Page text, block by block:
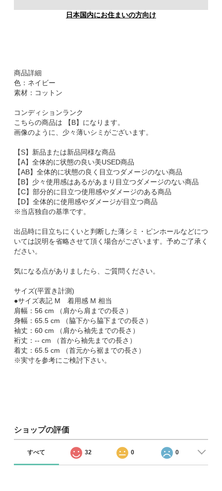
日本国内にお住まいの方向け
商品詳細
色：ネイビー
素材：コットン
コンディションランク
こちらの商品は 【B】になります。
画像のように、少々薄いシミがございます。
【S】新品または新品同様な商品
【A】全体的に状態の良い美USED商品
【AB】全体的に状態の良く目立つダメージのない商品
【B】少々使用感はあるがあまり目立つダメージのない商品
【C】部分的に目立つ使用感やダメージのある商品
【D】全体的に使用感やダメージが目立つ商品
※当店独自の基準です。
出品時に目立ちにくいと判断した薄シミ・ピンホールなどにつ
いては説明を省略させて頂く場合がございます。予めご了承く
ださい。
気になる点がありましたら、ご質問ください。
サイズ(平置き計測)
●サイズ表記 M 着用感 M 相当
肩幅：56 cm （肩から肩までの長さ）
身幅：65.5 cm （脇下から脇下までの長さ）
袖丈：60 cm （肩から袖先までの長さ）
裄丈：-- cm （首から袖先までの長さ）
着丈：65.5 cm （首元から裾までの長さ）
※実寸を参考にご検討下さい。
ショップの評価
すべて 32 0 0